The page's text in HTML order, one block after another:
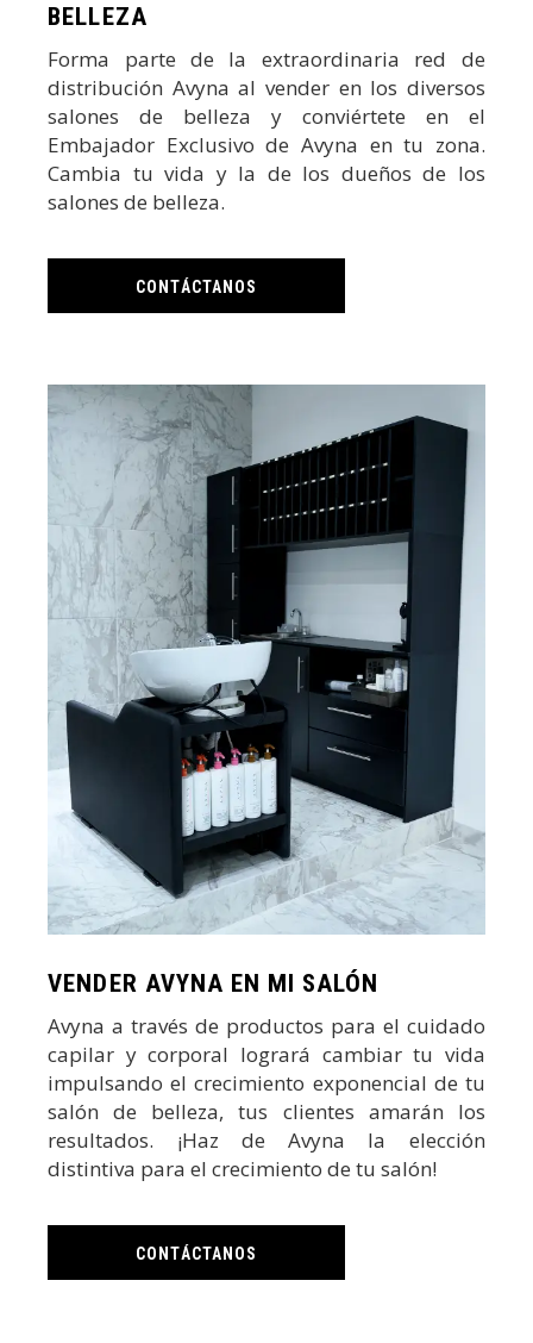
BELLEZA
Forma parte de la extraordinaria red de
distribución Avyna al vender en los diversos
salones de belleza y conviértete en el
Embajador Exclusivo de Avyna en tu zona.
Cambia tu vida y la de los dueños de los
salones de belleza.
CONTÁCTANOS
VENDER AVYNA EN MI SALÓN
Avyna a través de productos para el cuidado
capilar y corporal logrará cambiar tu vida
impulsando el crecimiento exponencial de tu
salón de belleza, tus clientes amarán los
resultados. ¡Haz de Avyna la elección
distintiva para el crecimiento de tu salón!
CONTÁCTANOS